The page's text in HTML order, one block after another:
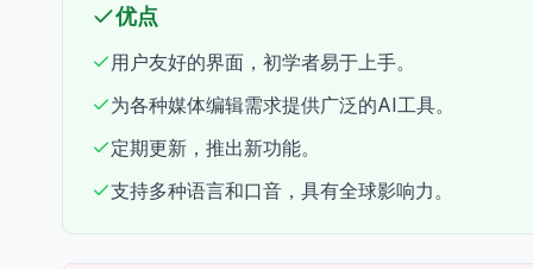
优点
用户友好的界面，初学者易于上手。
为各种媒体编辑需求提供广泛的AI工具。
定期更新，推出新功能。
支持多种语言和口音，具有全球影响力。